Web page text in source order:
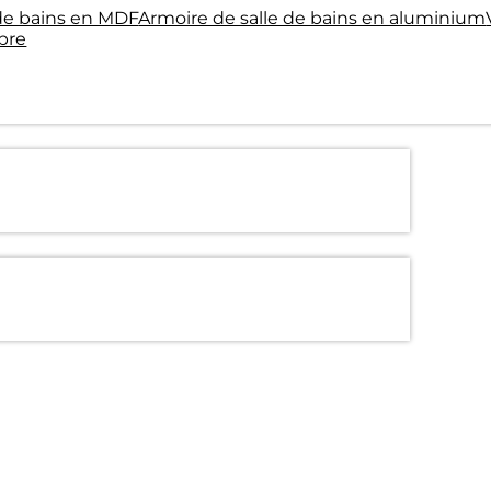
bains en MDFArmoire de salle de bains en aluminium